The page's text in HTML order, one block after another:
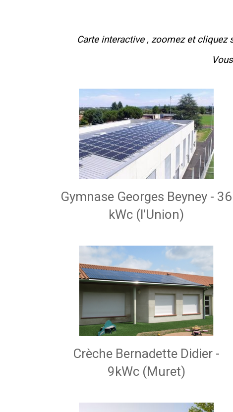
Carte interactive , zoomez et
Gymnase Georges Beyney - 36
kWc (l'Union)
Crèche Bernadette Didier -
9kWc (Muret)